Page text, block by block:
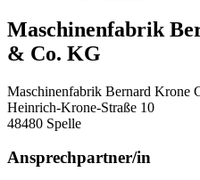
Maschinenfabrik
& Co. KG
Maschinenfabrik Bernard Krone
Heinrich-Krone-Straße 10
48480 Spelle
Ansprechpartner/in